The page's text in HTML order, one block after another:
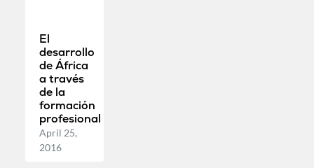
El
desarrollo
de África
a través
de la
formación
profesional
April 25,
2016